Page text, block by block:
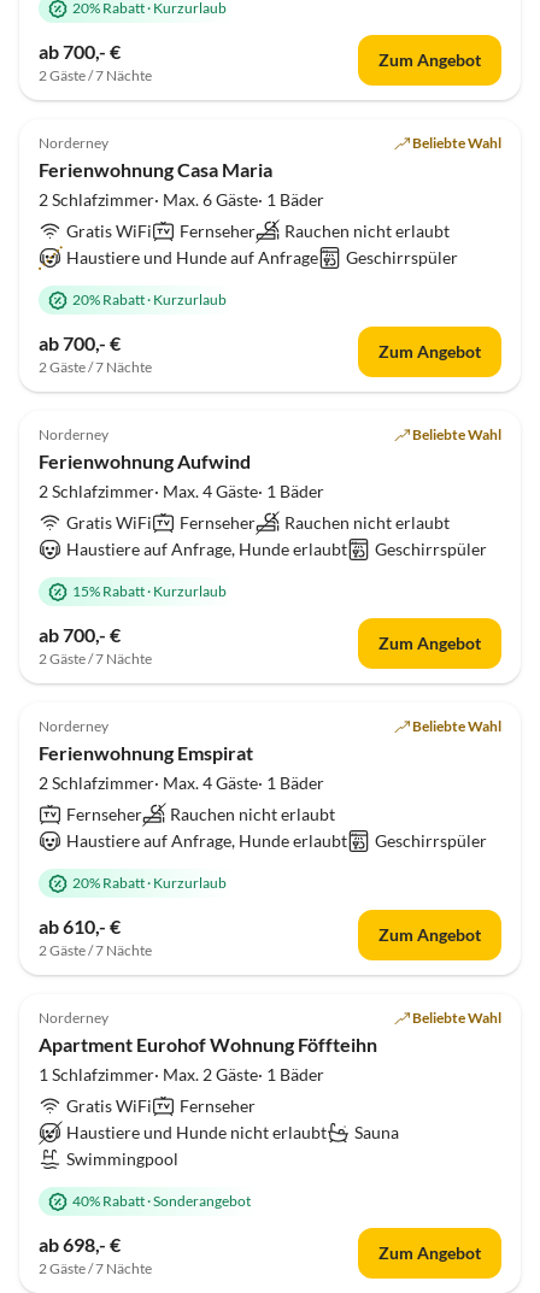
20% Rabatt· Kurzurlaub
ab 700,- €
2 Gäste / 7 Nächte
Zum Angebot
4.9 (11)
Norderney Beliebte Wahl
Ferienwohnung Casa Maria
2 Schlafzimmer· Max. 6 Gäste· 1 Bäder
Gratis WiFi
Fernseher
Rauchen nicht erlaubt
Haustiere und Hunde auf Anfrage
Geschirrspüler
20% Rabatt· Kurzurlaub
ab 700,- €
2 Gäste / 7 Nächte
Zum Angebot
5.0 (10)
Norderney Beliebte Wahl
Ferienwohnung Aufwind
2 Schlafzimmer· Max. 4 Gäste· 1 Bäder
Gratis WiFi
Fernseher
Rauchen nicht erlaubt
Haustiere auf Anfrage, Hunde erlaubt
Geschirrspüler
15% Rabatt· Kurzurlaub
ab 700,- €
2 Gäste / 7 Nächte
Zum Angebot
4.5 (10)
Norderney Beliebte Wahl
Ferienwohnung Emspirat
2 Schlafzimmer· Max. 4 Gäste· 1 Bäder
Fernseher
Rauchen nicht erlaubt
Haustiere auf Anfrage, Hunde erlaubt
Geschirrspüler
20% Rabatt· Kurzurlaub
ab 610,- €
2 Gäste / 7 Nächte
Zum Angebot
4.9 (10)
Norderney Beliebte Wahl
Apartment Eurohof Wohnung Föffteihn
1 Schlafzimmer· Max. 2 Gäste· 1 Bäder
Gratis WiFi
Fernseher
Haustiere und Hunde nicht erlaubt
Sauna
Swimmingpool
40% Rabatt·Sonderangebot
ab 698,- €
2 Gäste / 7 Nächte
Zum Angebot